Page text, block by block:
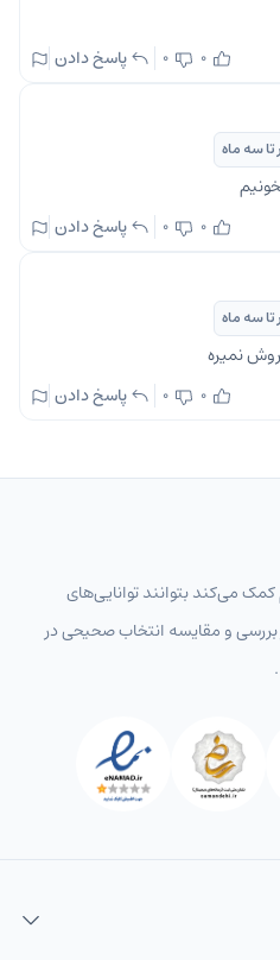
0
0
پاسخ دادن
سه ماه
0
0
پاسخ دادن
سه ماه
0
0 پاسخ دادن
کمک می‌کند بتوانند توانایی‌های
بررسی و مقایسه انتخاب‌ صحیحی در